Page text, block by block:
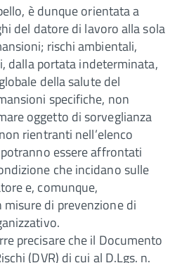
è dunque orientata a
del datore di lavoro alla sola
rischi ambientali,
dalla portata indeterminata,
della salute del
specifiche, non
oggetto di sorveglianza
rientranti nell’elenco
essere affrontati
che incidano sulle
e, comunque,
di prevenzione di
precisare che il Documento
(DVR) di cui al D.Lgs. n.